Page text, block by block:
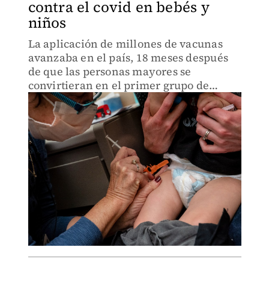
contra el covid en bebés y
niños
La aplicación de millones de vacunas
avanzaba en el país, 18 meses después
de que las personas mayores se
convirtieran en el primer grupo de
elegibles para inmunización.